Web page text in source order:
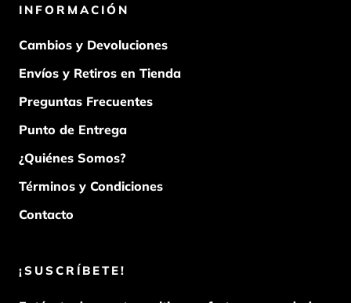
INFORMACIÓN
Cambios y Devoluciones
Envíos y Retiros en Tienda
Preguntas Frecuentes
Punto de Entrega
¿Quiénes Somos?
Términos y Condiciones
Contacto
¡SUSCRÍBETE!